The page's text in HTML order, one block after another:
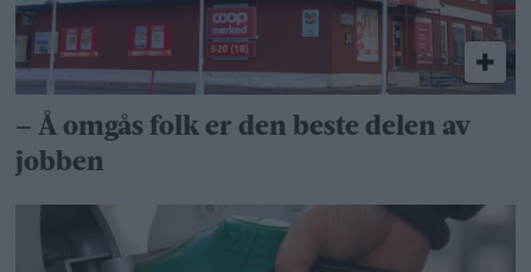
– Å omgås folk er den beste delen av
jobben